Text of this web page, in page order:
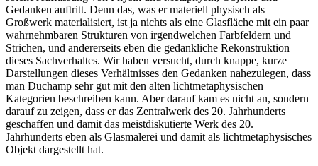
Gedanken auftritt. Denn das, was er materiell physisch als
Großwerk materialisiert, ist ja nichts als eine Glasfläche mit ein paar
wahrnehmbaren Strukturen von irgendwelchen Farbfeldern und
Strichen, und andererseits eben die gedankliche Rekonstruktion
dieses Sachverhaltes. Wir haben versucht, durch knappe, kurze
Darstellungen dieses Verhältnisses den Gedanken nahezulegen, dass
man Duchamp sehr gut mit den alten lichtmetaphysischen
Kategorien beschreiben kann. Aber darauf kam es nicht an, sondern
darauf zu zeigen, dass er das Zentralwerk des 20. Jahrhunderts
geschaffen und damit das meistdiskutierte Werk des 20.
Jahrhunderts eben als Glasmalerei und damit als lichtmetaphysisches
Objekt dargestellt hat.